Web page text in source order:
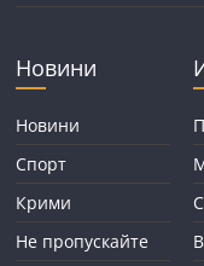
Новини
Новини
Спорт
Крими
Не пропускайте